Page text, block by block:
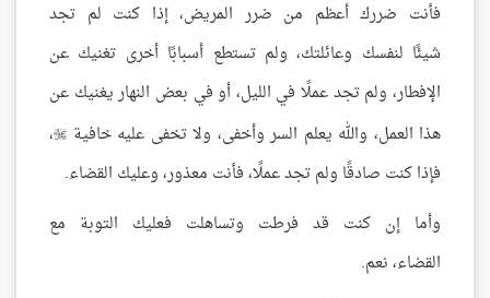
فأنت ضررك أعظم من ضرر المريض، إذا كنت لم تجد
شيئًا لنفسك وعائلتك، ولم تستطع أسبابًا أخرى تغنيك عن
الإفطار، ولم تجد عملًا في الليل، أو في بعض النهار يغنيك عن
هذا العمل، والله يعلم السر وأخفى، ولا تخفى عليه خافية ،
فإذا كنت صادقًا ولم تجد عملًا، فأنت معذور، وعليك القضاء.
وأما إن كنت قد فرطت وتساهلت فعليك التوبة مع
القضاء، نعم.